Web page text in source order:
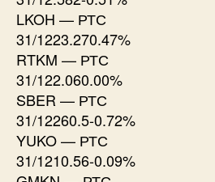
LKOH — РТС
31/1223.270.47%
RTKM — РТС
31/122.060.00%
SBER — РТС
31/12260.5-0.72%
YUKO — РТС
31/1210.56-0.09%